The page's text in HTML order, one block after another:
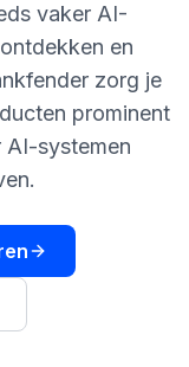
vaker AI-
en
zorg je
prominent
AI-systemen